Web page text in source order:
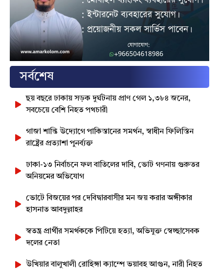
সর্বশেষ
ছয় বছরে ঢাকায় সড়ক দুর্ঘটনায় প্রাণ গেল ১,৩৮৪ জনের,
সবচেয়ে বেশি নিহত পথচারী
গাজা শান্তি উদ্যোগে পাকিস্তানের সমর্থন, স্বাধীন ফিলিস্তিন
রাষ্ট্রের প্রত্যাশা পুনর্ব্যক্ত
ঢাকা-১৩ নির্বাচনে ফল বাতিলের দাবি, ভোট গণনায় গুরুতর
অনিয়মের অভিযোগ
ভোটে বিজয়ের পর দেবিদ্বারবাসীর মন জয় করার অঙ্গীকার
হাসনাত আবদুল্লাহর
স্বতন্ত্র প্রার্থীর সমর্থককে পিটিয়ে হত্যা, অভিযুক্ত স্বেচ্ছাসেবক
দলের নেতা
উখিয়ার বালুখালী রোহিঙ্গা ক্যাম্পে ভয়াবহ আগুন, নারী নিহত